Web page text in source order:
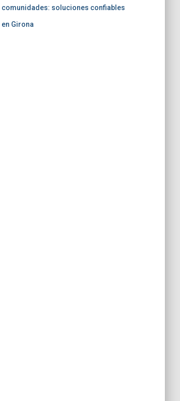
comunidades: soluciones confiables
en Girona